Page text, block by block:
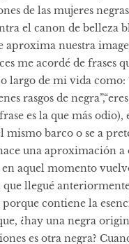
de las mujeres
el canon de belleza
aproxima nuestra
me acordé de frases
largo de mi vida como:
rasgos de
es la que más odio),
mismo barco o se a
una aproximación
aquel momento
llegué
contiene la
¿hay una negra
es otra negra?